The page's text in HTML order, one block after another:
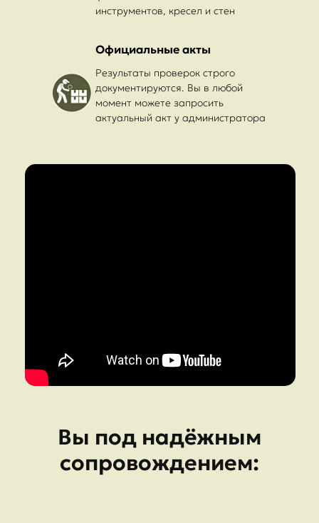
инструментов, кресел и стен
Официальные акты
Результаты проверок строго
документируются. Вы в любой
момент можете запросить
актуальный акт у администратора
Вы под надёжным
сопровождением: